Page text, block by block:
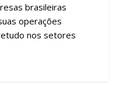
brasileiras
operações
nos setores